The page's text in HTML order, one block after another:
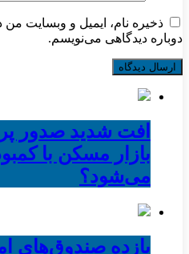
ذخیره نام، ایمیل و وبسایت
دوباره دیدگاهی می‌نویسم.
افت شدید صدور
بازار مسکن با
می‌شود؟
بازده صندوق‌های